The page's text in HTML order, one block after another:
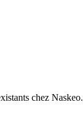
chez Naskeo.